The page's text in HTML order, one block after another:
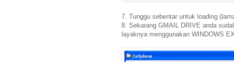
7. Tunggu sebentar untuk loading
8. Sekarang GMAIL DRIVE anda
layaknya menggunakan WINDOWS